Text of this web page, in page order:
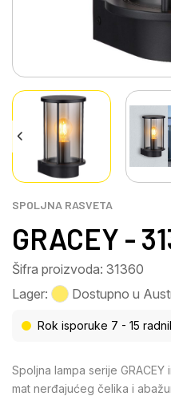
SPOLJNA RASVETA
GRACEY -
Šifra proizvoda: 31360
Lager:
Dostupno u
Rok isporuke 7 - 15
Spoljna lampa serije
mat nerđajućeg čelika i